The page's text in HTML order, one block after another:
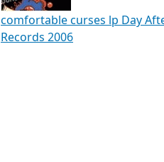
comfortable curses lp Day
Records 2006